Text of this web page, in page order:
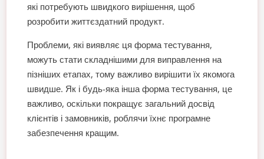
які потребують швидкого вирішення, щоб
розробити життєздатний продукт.
Проблеми, які виявляє ця форма тестування,
можуть стати складнішими для виправлення на
пізніших етапах, тому важливо вирішити їх якомога
швидше. Як і будь-яка інша форма тестування, це
важливо, оскільки покращує загальний досвід
клієнтів і замовників, роблячи їхнє програмне
забезпечення кращим.